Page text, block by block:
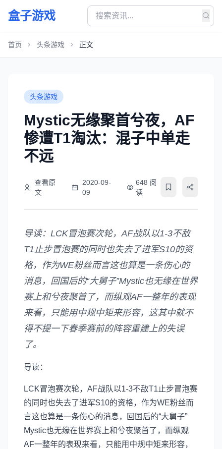
盒子游戏
首页 头条游戏 正文
头条游戏
Mystic无缘聚首兮夜，AF
惨遭T1淘汰：混子中单走
不远
查看原
文
2020-09-
09
648 阅
读
导读：LCK冒泡赛次轮，AF战队以1-3不敌
T1止步冒泡赛的同时也失去了进军S10的资
格，作为WE粉丝而言这也算是一条伤心的
消息，回国后的“大舅子”Mystic也无缘在世界
赛上和兮夜聚首了，而纵观AF一整年的表现
来看，只能用中规中矩来形容，这其中就不
得不提一下春季赛前的阵容重建上的失误
了。
导读：
LCK冒泡赛次轮，AF战队以1-3不敌T1止步冒泡赛
的同时也失去了进军S10的资格，作为WE粉丝而
言这也算是一条伤心的消息，回国后的“大舅子”
Mystic也无缘在世界赛上和兮夜聚首了，而纵观
AF一整年的表现来看，只能用中规中矩来形容，